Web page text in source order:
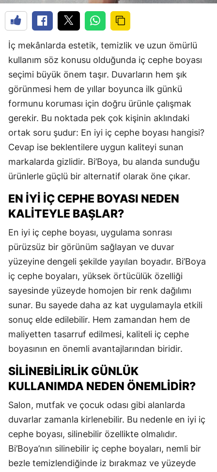
İç mekânlarda estetik, temizlik ve uzun ömürlü
kullanım söz konusu olduğunda iç cephe boyası
seçimi büyük önem taşır. Duvarların hem şık
görünmesi hem de yıllar boyunca ilk günkü
formunu koruması için doğru ürünle çalışmak
gerekir. Bu noktada pek çok kişinin aklındaki
ortak soru şudur: En iyi iç cephe boyası hangisi?
Cevap ise beklentilere uygun kaliteyi sunan
markalarda gizlidir. Bi’Boya, bu alanda sunduğu
ürünlerle güçlü bir alternatif olarak öne çıkar.
EN İYI İÇ CEPHE BOYASI NEDEN
KALITEYLE BAŞLAR?
En iyi iç cephe boyası, uygulama sonrası
pürüzsüz bir görünüm sağlayan ve duvar
yüzeyine dengeli şekilde yayılan boyadır. Bi’Boya
iç cephe boyaları, yüksek örtücülük özelliği
sayesinde yüzeyde homojen bir renk dağılımı
sunar. Bu sayede daha az kat uygulamayla etkili
sonuç elde edilebilir. Hem zamandan hem de
maliyetten tasarruf edilmesi, kaliteli iç cephe
boyasının en önemli avantajlarından biridir.
SILINEBILIRLIK GÜNLÜK
KULLANIMDA NEDEN ÖNEMLIDIR?
Salon, mutfak ve çocuk odası gibi alanlarda
duvarlar zamanla kirlenebilir. Bu nedenle en iyi iç
cephe boyası, silinebilir özellikte olmalıdır.
Bi’Boya’nın silinebilir iç cephe boyaları, nemli bir
bezle temizlendiğinde iz bırakmaz ve yüzeyde